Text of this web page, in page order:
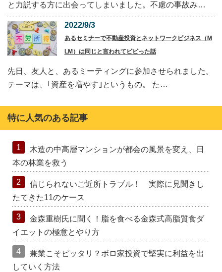
と力説する方に出会ってしまいました。不慮の事故み…
2022/9/3
あるセミナーで不動産投資とネットワークビジネス（M
LM）は同じと言われてビビった話
先日、友人と、あるミーティングに参加させられました。
テーマは、｢資産を増やす｣というもの。 た…
特に人気のある記事
1
木造の中高層マンションが都会の風景を変え、日
本の林業を救う
2
信じられないご近所トラブル！ 実際に見聞きし
たてきた11のケース
3
金森重樹氏に聞く！脂を食べる金森式高脂質食ダ
イエットの極意とやり方
4
兼業こそピッタリ？ボロ家投資で堅実に利益を出
していく方法